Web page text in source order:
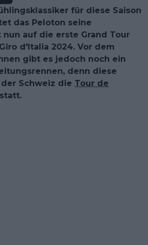
für diese Saison
das Peloton seine
auf die erste Grand Tour
d'Italia 2024. Vor dem
gibt es jedoch noch ein
denn diese
Schweiz die Tour de